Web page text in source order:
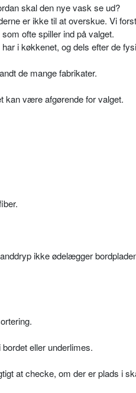
skal den nye vask se ud?
er ikke til at overskue. Vi
ofte spiller ind på valget.
i køkkenet, og dels efter de
de mange fabrikater.
kan være afgørende for valget.
ikke ødelægger
eller underlimes.
at checke, om der er plads i